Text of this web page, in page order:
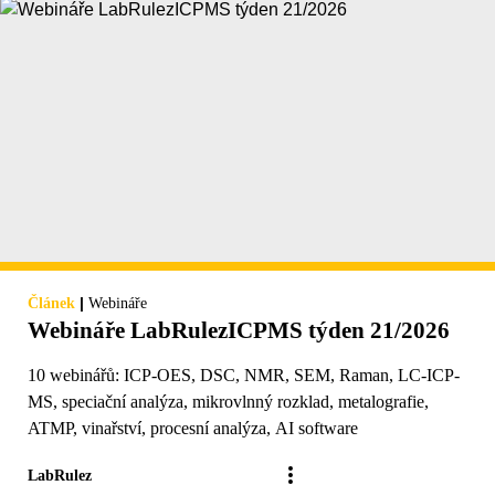
Článek | Webináře
Webináře LabRulezICPMS týden 21/2026
10 webinářů: ICP-OES, DSC, NMR, SEM, Raman, LC-ICP-
MS, speciační analýza, mikrovlnný rozklad, metalografie,
ATMP, vinařství, procesní analýza, AI software
LabRulez